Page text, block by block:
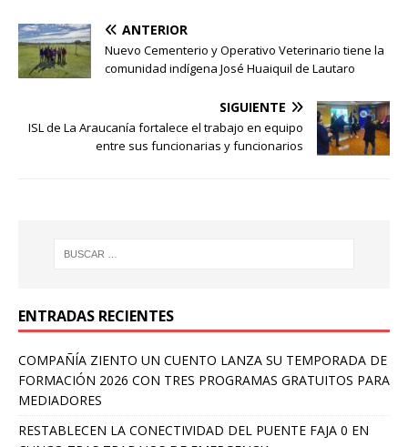
ANTERIOR
Nuevo Cementerio y Operativo Veterinario tiene la
comunidad indígena José Huaiquil de Lautaro
SIGUIENTE
ISL de La Araucanía fortalece el trabajo en equipo
entre sus funcionarias y funcionarios
ENTRADAS RECIENTES
COMPAÑÍA ZIENTO UN CUENTO LANZA SU TEMPORADA DE
FORMACIÓN 2026 CON TRES PROGRAMAS GRATUITOS PARA
MEDIADORES
RESTABLECEN LA CONECTIVIDAD DEL PUENTE FAJA 0 EN